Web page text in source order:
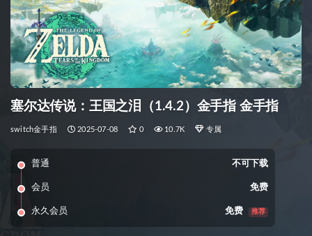
塞尔达传说：王国之泪（1.4.2）金手指 金手指
switch金手指 2025-07-08 0 10.7K 专属
普通 不可下载
会员 免费
永久会员 免费 推荐